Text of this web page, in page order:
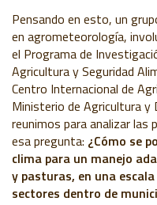
Pensando en esto, un
en agrometeorología,
el Programa de
Agricultura y Seguridad
Centro Internacional de
Ministerio de Agricultura y
reunimos para analizar las
esa pregunta: ¿Cómo se
clima para un manejo
y pasturas, en una
sectores dentro de